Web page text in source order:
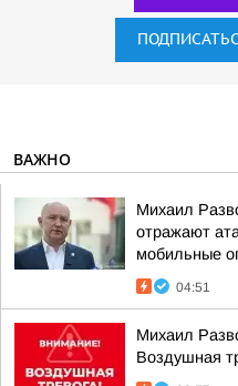
ВАЖНО
Михаил
отражают
мобильные
04:51
Михаил
Воздушная